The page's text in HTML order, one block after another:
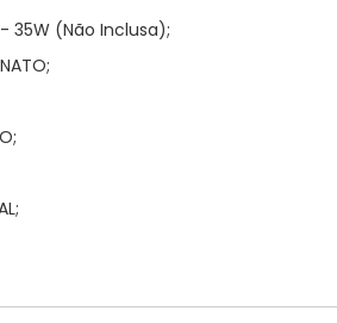
- 35W (Não Inclusa);